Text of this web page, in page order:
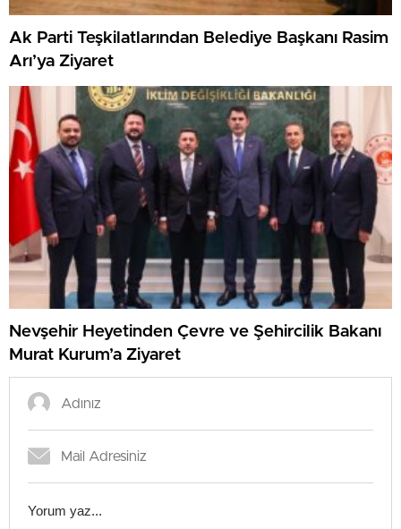
Ak Parti Teşkilatlarından Belediye Başkanı Rasim
Arı’ya Ziyaret
Nevşehir Heyetinden Çevre ve Şehircilik Bakanı
Murat Kurum’a Ziyaret